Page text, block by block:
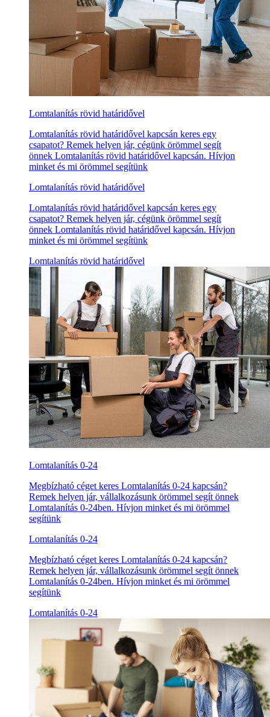
Lomtalanítás rövid határidővel
Lomtalanítás rövid határidővel kapcsán keres egy
csapatot? Remek helyen jár, cégünk örömmel segít
önnek Lomtalanítás rövid határidővel kapcsán. Hívjon
minket és mi örömmel segítünk
Lomtalanítás rövid határidővel
Lomtalanítás rövid határidővel kapcsán keres egy
csapatot? Remek helyen jár, cégünk örömmel segít
önnek Lomtalanítás rövid határidővel kapcsán. Hívjon
minket és mi örömmel segítünk
Lomtalanítás rövid határidővel
Lomtalanítás 0-24
Megbízható céget keres Lomtalanítás 0-24 kapcsán?
Remek helyen jár, vállalkozásunk örömmel segít önnek
Lomtalanítás 0-24ben. Hívjon minket és mi örömmel
segítünk
Lomtalanítás 0-24
Megbízható céget keres Lomtalanítás 0-24 kapcsán?
Remek helyen jár, vállalkozásunk örömmel segít önnek
Lomtalanítás 0-24ben. Hívjon minket és mi örömmel
segítünk
Lomtalanítás 0-24